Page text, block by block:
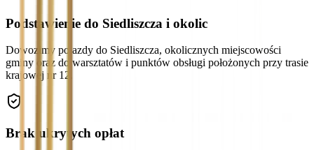
Podstawienie do Siedliszcza i okolic
Dowozimy pojazdy do Siedliszcza, okolicznych miejscowości
gminy oraz do warsztatów i punktów obsługi położonych przy trasie
krajowej nr 12.
Brak ukrytych opłat